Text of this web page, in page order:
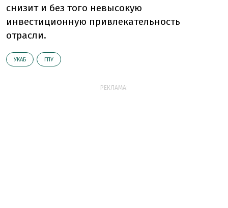
снизит и без того невысокую
инвестиционную привлекательность
отрасли.
УКАБ ГПУ
РЕКЛАМА: